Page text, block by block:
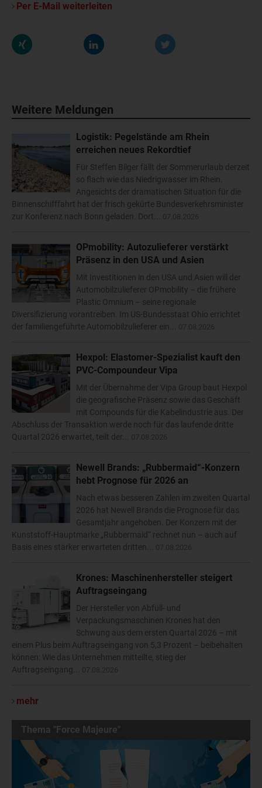
Per E-Mail weiterleiten
Weitere Meldungen
Logistik: Pegelstände am Rhein
erreichen neues Rekordtief
Für Steffen Bilger fällt der Sommerurlaub derzeit
so flach wie das Niedrigwasser im Rhein.
Angesichts der dramatischen Situation für die
Binnenschifffahrt hat der frisch gekürte Bundesverkehrsminister
zur Konferenz nach Bonn geladen. Dort...
OPmobility: Autozulieferer verstärkt
Präsenz in den USA und Asien
Mit Investitionen in den USA und Asien will der
Automobilzulieferer OPmobility – die frühere
Plastic Omnium – seine regionale
Diversifizierung vorantreiben. Im US-Bundesstaat Ohio errichtet
der familiengeführte Automobilzulieferer ein...
Hexpol: Elastomer-Spezialist kauft den
PVC-Compoundeur Vipa
Mit der Übernahme der Vipa Group baut Hexpol
die geografische Präsenz sowie das Geschäft
mit Compounds für die Kabelindustrie aus. Der
Abschluss der Transaktion werde noch für das laufende dritte
Quartal 2026 erwartet, teilt der...
Newell Brands: „Rubbermaid“-Konzern
hebt Prognose für 2026 an
Nach etwas besseren Zahlen im zweiten Quartal
2026 hat Newell Brands die Prognose für das
Gesamtjahr angehoben. Der Konzern mit der
Kunststoff-Hauptmarke „Rubbermaid“ rechnet nun – auch auf
Basis eines stärker erwarteten dritten...
Krones: Maschinenhersteller steigert
Auftragseingang
Der Hersteller von Abfüll- und
Verpackungsmaschinen Krones hat den
Schwung aus dem ersten Quartal 2026 – mit
einem Plus beim Auftragseingang von 5,3 Prozent – beibehalten
können: Wie das Unternehmen mitteilte, stieg der
Auftragseingang...
mehr
Thema "Force Majeure"